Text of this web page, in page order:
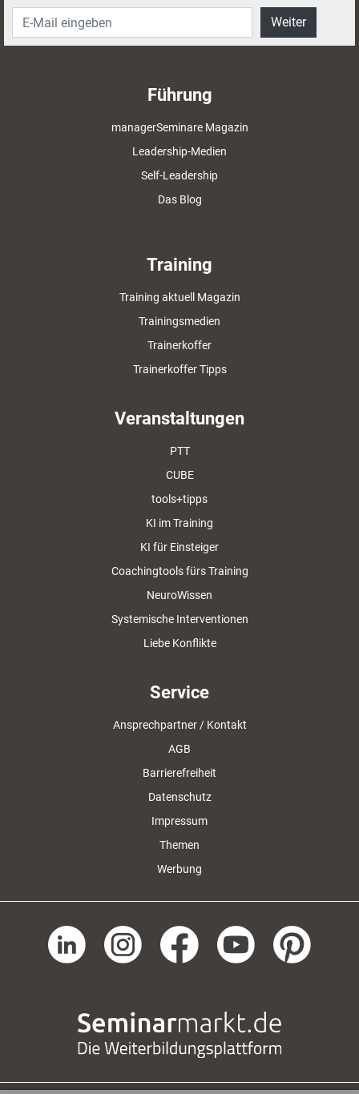
Weiter
Führung
managerSeminare Magazin
Leadership-Medien
Self-Leadership
Das Blog
Training
Training aktuell Magazin
Trainingsmedien
Trainerkoffer
Trainerkoffer Tipps
Veranstaltungen
PTT
CUBE
tools+tipps
KI im Training
KI für Einsteiger
Coachingtools fürs Training
NeuroWissen
Systemische Interventionen
Liebe Konflikte
Service
Ansprechpartner / Kontakt
AGB
Barrierefreiheit
Datenschutz
Impressum
Themen
Werbung